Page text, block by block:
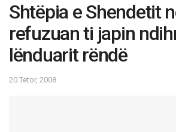
Shtëpia e Shendetit
refuzuan ti japin
lënduarit rëndë
20 Tetor, 2008